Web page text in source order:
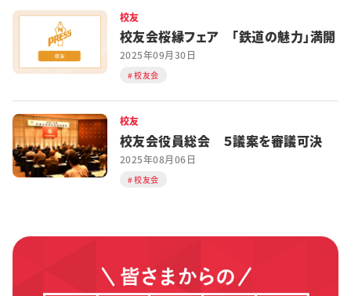
校友
校友会桜縁フェア 「鉄道の魅力」満開
2025年09月30日
校友会
校友
校友会役員総会 ５議案を審議可決
2025年08月06日
校友会